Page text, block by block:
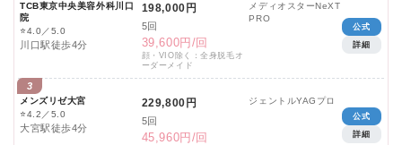
TCB東京中央美容外科川口
院
⭐4.0／5.0
川口駅徒歩4分
198,000円
5回
39,600円/回
顔・VIO除く：全身脱毛オ
ーダーメイド
メディオスターNeXT
PRO
公式
詳細
3
メンズリゼ大宮
⭐4.2／5.0
大宮駅徒歩4分
229,800円
5回
45,960円/回
ジェントルYAGプロ
公式
詳細